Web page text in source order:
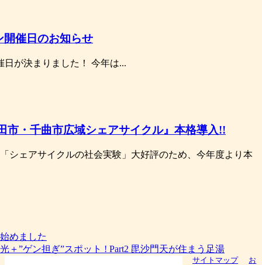
開催日のお知らせ
が決まりました！ 今年は...
市・千曲市広域シェアサイクル』本格導入!!
シェアサイクルの社会実験」大好評のため、今年度より本
めました
＋”ゲン担ぎ”スポット ! Part2 毘沙門天が住まう足湯
サイトマップ
お